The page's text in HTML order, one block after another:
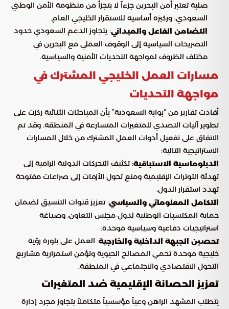
صلبة تعتبر أمن البحرين جزءاً لا يتجزأ من منظومة الأمن الوطني
السعودي، وركيزة أساسية للاستقرار الخليجي العام.
التضامن الفاعل والميداني: يتجاوز الدعم السعودي حدود
التصريحات السياسية إلى الوقوف العملي مع البحرين في
مختلف الظروف لمواجهة التحديات الأمنية والسياسية.
مسارات العمل الخليجي المشترك في
مواجهة التحديات
أفادت تقارير من “بوابة السعودية” بأن المباحثات الثنائية ركزت على
تطوير آليات التصدي للمتغيرات المتسارعة في المنطقة. وقد تم
الاتفاق على تفعيل أدوات العمل المشترك من خلال المسارات
الاستراتيجية التالية:
الدبلوماسية الاستباقية: تكثيف التحركات الدولية الرامية إلى
تهدئة التوترات الإقليمية ومنع تحول الأزمات إلى صراعات مفتوحة
تهدد استقرار الدول.
التكامل المعلوماتي والسياسي: تعزيز قنوات التنسيق لضمان
حماية المكتسبات الوطنية لدول مجلس التعاون، وصياغة
استراتيجيات دفاعية وسياسية موحدة.
تحصين الجبهة الداخلية والخارجية: العمل على بلورة رؤية
خليجية موحدة تحمي المصالح الحيوية وتؤمن استمرارية مشاريع
التحول الاقتصادي والاجتماعي في المنطقة.
تعزيز الحصانة الإقليمية ضد المتغيرات
يتطلب المشهد الراهن وعياً مؤسسياً متكاملاً يتجاوز مجرد إدارة